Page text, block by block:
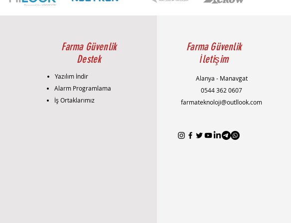
Farma Güvenlik
Destek
Yazılım İndir
Alarm Programlama
İş Ortaklarımız
Farma Güvenlik
İletişim
Alanya - Manavgat
0544 362 0607
farmateknoloji@outllook.com